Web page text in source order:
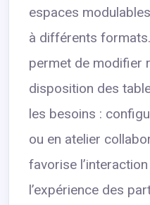
espaces
à différents
permet de modifier
disposition des
les besoins :
ou en atelier
favorise
l’expérience des